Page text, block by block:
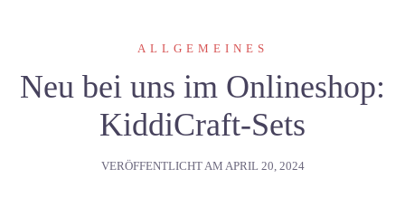
ALLGEMEINES
Neu bei uns im Onlineshop:
KiddiCraft-Sets
VERÖFFENTLICHT AM APRIL 20, 2024